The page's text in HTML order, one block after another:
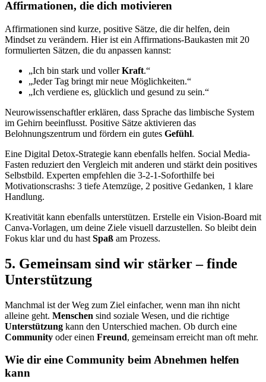
Affirmationen, die dich motivieren
Affirmationen sind kurze, positive Sätze, die dir helfen, dein
Mindset zu verändern. Hier ist ein Affirmations-Baukasten mit 20
formulierten Sätzen, die du anpassen kannst:
„Ich bin stark und vollerKraft.“
„Jeder Tag bringt mir neue Möglichkeiten.“
„Ich verdiene es, glücklich und gesund zu sein.“
Neurowissenschaftler erklären, dass Sprache das limbische System
im Gehirn beeinflusst. Positive Sätze aktivieren das
Belohnungszentrum und fördern ein gutes Gefühl.
Eine Digital Detox-Strategie kann ebenfalls helfen. Social Media-
Fasten reduziert den Vergleich mit anderen und stärkt dein positives
Selbstbild. Experten empfehlen die 3-2-1-Soforthilfe bei
Motivationscrashs: 3 tiefe Atemzüge, 2 positive Gedanken, 1 klare
Handlung.
Kreativität kann ebenfalls unterstützen. Erstelle ein Vision-Board mit
Canva-Vorlagen, um deine Ziele visuell darzustellen. So bleibt dein
Fokus klar und du hast Spaß am Prozess.
5. Gemeinsam sind wir stärker – finde
Unterstützung
Manchmal ist der Weg zum Ziel einfacher, wenn man ihn nicht
alleine geht. Menschen sind soziale Wesen, und die richtige
Unterstützung kann den Unterschied machen. Ob durch eine
Community oder einen Freund, gemeinsam erreicht man oft mehr.
Wie dir eine Community beim Abnehmen helfen
kann